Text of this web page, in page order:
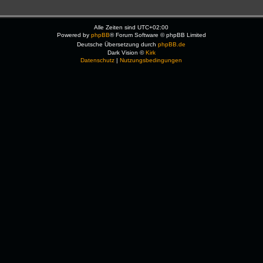
Alle Zeiten sindUTC+02:00
Powered by phpBB® Forum Software © phpBB Limited
Deutsche Übersetzung durchphpBB.de
Dark Vision ©Kirk
Datenschutz |Nutzungsbedingungen